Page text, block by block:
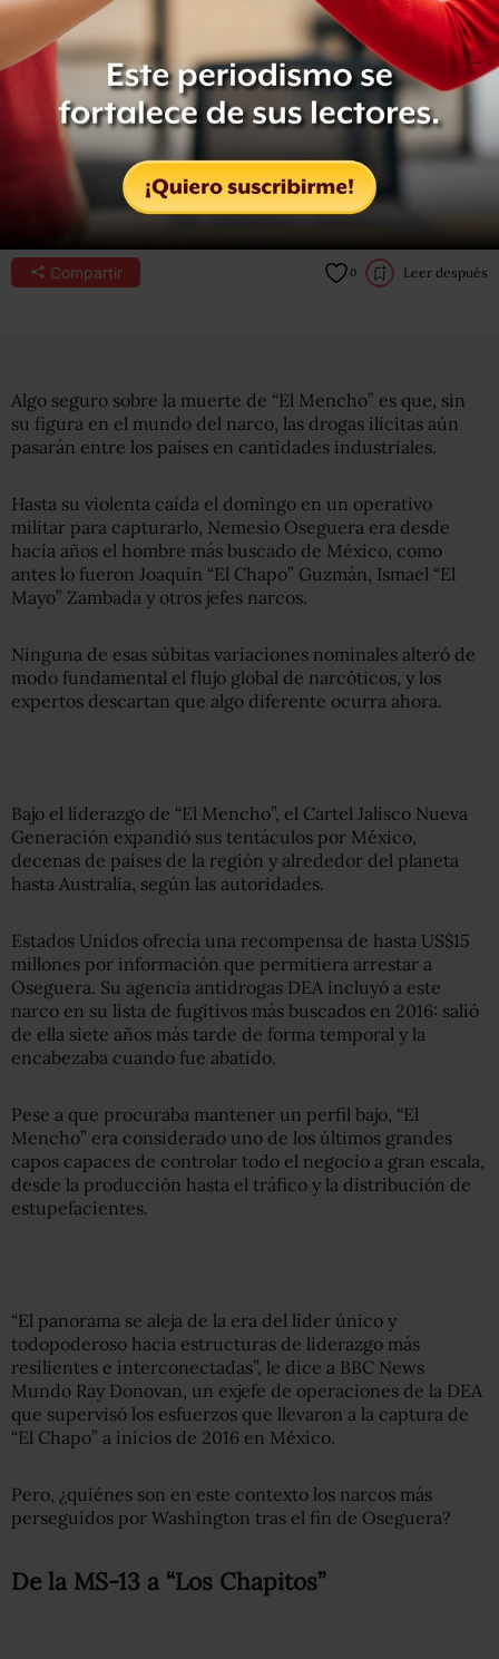
No hay “un sucesor claro e indiscutible” de
Nemesio Oseguera, explica un exjefe de la
agencia antidrogas DEA. Pero varios nombres
figuran en las listas de prófugos principales de
Washington.
27 de febrero, 2026 Por: BBC News Mundo
Compartir 0 Leer después
Algo seguro sobre la muerte de “El Mencho” es que, sin
su figura en el mundo del narco, las drogas ilícitas aún
pasarán entre los países en cantidades industriales.
Hasta su violenta caída el domingo en un operativo
militar para capturarlo, Nemesio Oseguera era desde
hacía años el hombre más buscado de México, como
antes lo fueron Joaquín “El Chapo” Guzmán, Ismael “El
Mayo” Zambada y otros jefes narcos.
Ninguna de esas súbitas variaciones nominales alteró de
modo fundamental el flujo global de narcóticos, y los
expertos descartan que algo diferente ocurra ahora.
Bajo el liderazgo de “El Mencho”, el Cartel Jalisco Nueva
Generación expandió sus tentáculos por México,
decenas de países de la región y alrededor del planeta
hasta Australia, según las autoridades.
Estados Unidos ofrecía una recompensa de hasta US$15
millones por información que permitiera arrestar a
Oseguera. Su agencia antidrogas DEA incluyó a este
narco en su lista de fugitivos más buscados en 2016: salió
de ella siete años más tarde de forma temporal y la
encabezaba cuando fue abatido.
Pese a que procuraba mantener un perfil bajo, “El
Mencho” era considerado uno de los últimos grandes
capos capaces de controlar todo el negocio a gran escala,
desde la producción hasta el tráfico y la distribución de
estupefacientes.
“El panorama se aleja de la era del líder único y
todopoderoso hacia estructuras de liderazgo más
resilientes e interconectadas”, le dice a BBC News
Mundo Ray Donovan, un exjefe de operaciones de la DEA
que supervisó los esfuerzos que llevaron a la captura de
“El Chapo” a inicios de 2016 en México.
Pero, ¿quiénes son en este contexto los narcos más
perseguidos por Washington tras el fin de Oseguera?
De la MS-13 a “Los Chapitos”